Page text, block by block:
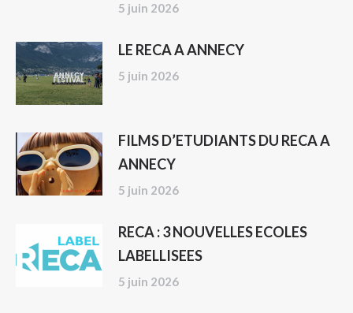
5 juin 2026
LE RECA A ANNECY
5 juin 2026
FILMS D’ETUDIANTS DU RECA A
ANNECY
5 juin 2026
RECA : 3 NOUVELLES ECOLES
LABELLISEES
5 juin 2026